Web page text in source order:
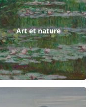
Art et nature